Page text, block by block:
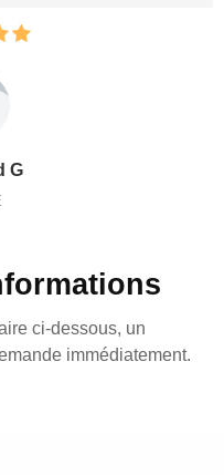
G
ci-dessous, un
immédiatement.